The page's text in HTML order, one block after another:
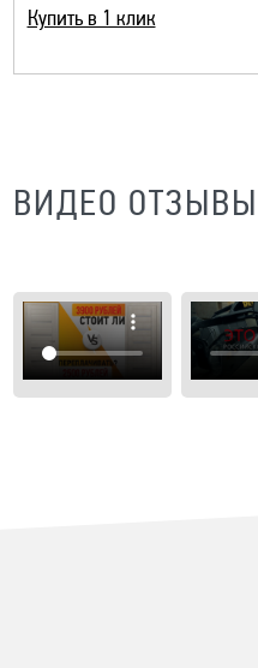
Купить в 1 клик
ВИДЕО ОТЗЫВЫ